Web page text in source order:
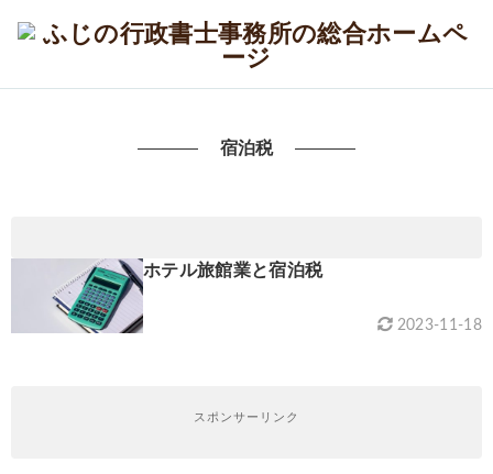
宿泊税
ホテル旅館業と宿泊税
2023-11-18
スポンサーリンク